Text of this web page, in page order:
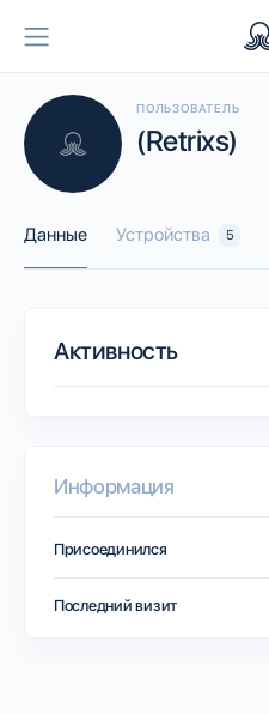
ПОЛЬЗОВАТЕЛЬ
(Retrixs)
Данные Устройства 5
Активность
Информация
Присоединился
Последний визит